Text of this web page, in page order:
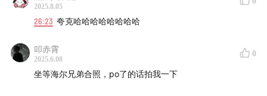
打工人的快乐星球已抵达！本期《都好说》脱口秀演员齐
聚，开启「那些年我们做过的蠢事」深度探讨，那些你想
2025.8.05
26:23 夸克哈哈哈哈哈哈哈哈
叩赤霄
2025.6.08
0
坐等海尔兄弟合照，po了的话拍我一下